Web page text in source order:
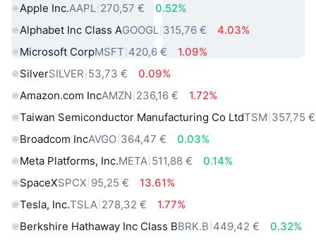
Apple Inc.AAPL 270,57 €
0.52%
Alphabet Inc Class AGOOGL 315,76 €
4.03%
Microsoft CorpMSFT 420,6 €
1.09%
SilverSILVER 53,73 €
0.09%
Amazon.com IncAMZN 236,16 €
1.72%
Taiwan Semiconductor Manufacturing Co LtdTSM 357,75 €
Broadcom IncAVGO 364,47 €
0.03%
Meta Platforms, Inc.META 511,88 €
0.14%
SpaceXSPCX 95,25 €
13.61%
Tesla, Inc.TSLA 278,32 €
1.77%
Berkshire Hathaway Inc Class BBRK.B 449,42 €
0.32%